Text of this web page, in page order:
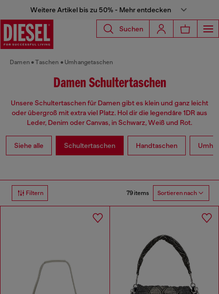
Weitere Artikel bis zu 50% - Mehr entdecken
Suchen
Damen Taschen Umhangetaschen
Damen Schultertaschen
Unsere Schultertaschen für Damen gibt es klein und ganz leicht
oder übergroß mit extra viel Platz. Hol dir die legendäre 1DR aus
Leder, Denim oder Canvas, in Schwarz, Weiß und Rot.
Siehe alle Schultertaschen Handtaschen
Filtern 79 items Sortieren nach